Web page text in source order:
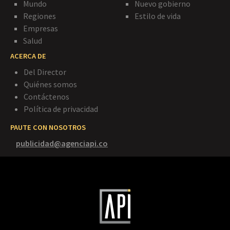
Mundo
Regiones
Empresas
Salud
Nuevo gobierno
Estilo de vida
ACERCA DE
Del Director
Quiénes somos
Contáctenos
Política de privacidad
PAUTE CON NOSOTROS
publicidad@agenciapi.co